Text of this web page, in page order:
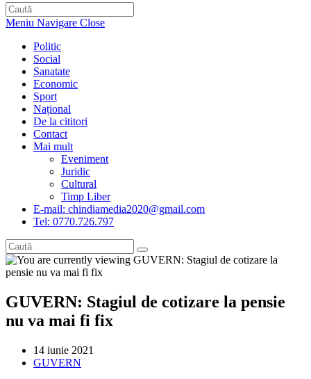
Meniu Navigare Close
Politic
Social
Sanatate
Economic
Sport
Național
De la cititori
Contact
Mai mult
Eveniment
Juridic
Cultural
Timp Liber
E-mail: chindiamedia2020@gmail.com
Tel: 0770.726.797
GUVERN: Stagiul de cotizare la pensie
nu va mai fi fix
Post
published:
14 iunie 2021
Post
GUVERN